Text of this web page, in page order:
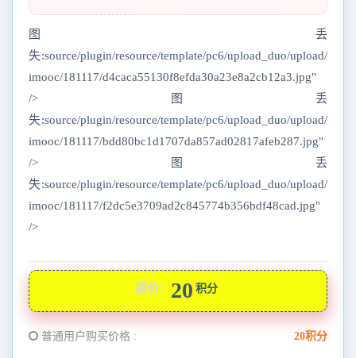
图丢
失:source/plugin/resource/template/pc6/upload_duo/upload/
imooc/181117/d4caca55130f8efda30a23e8a2cb12a3.jpg"
/>图丢
失:source/plugin/resource/template/pc6/upload_duo/upload/
imooc/181117/bdd80bc1d1707da857ad02817afeb287.jpg"
/>图丢
失:source/plugin/resource/template/pc6/upload_duo/upload/
imooc/181117/f2dc5e3709ad2c845774b356bdf48cad.jpg"
/>
原价： 20 积分
普通用户购买价格 : 20积分